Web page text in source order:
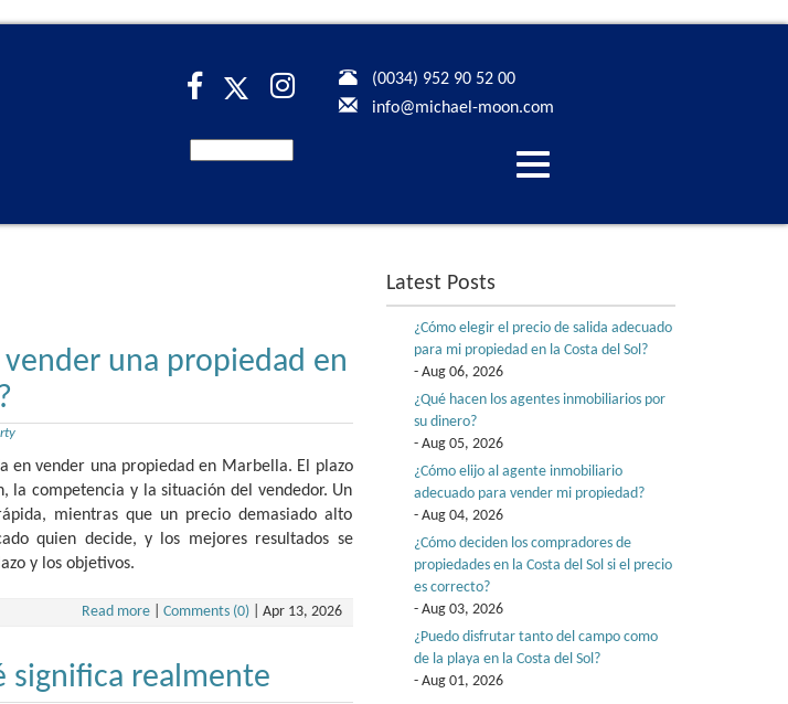
(0034) 952 90 52 00
info@michael-moon.com
Desplegar
una propiedad en
en vender una propiedad en Marbella. El plazo
la competencia y la situación del vendedor. Un
mientras que un precio demasiado alto
quien decide, y los mejores resultados se
y los objetivos.
Read more| Comments (0)| Apr 13, 2026
significa realmente
Latest Posts
¿Cómo elegir el precio de salida adecuado
para mi propiedad en la Costa del Sol?
- Aug 06, 2026
¿Qué hacen los agentes inmobiliarios por
su dinero?
- Aug 05, 2026
¿Cómo elijo al agente inmobiliario
adecuado para vender mi propiedad?
- Aug 04, 2026
¿Cómo deciden los compradores de
propiedades en la Costa del Sol si el precio
es correcto?
- Aug 03, 2026
¿Puedo disfrutar tanto del campo como
de la playa en la Costa del Sol?
- Aug 01, 2026